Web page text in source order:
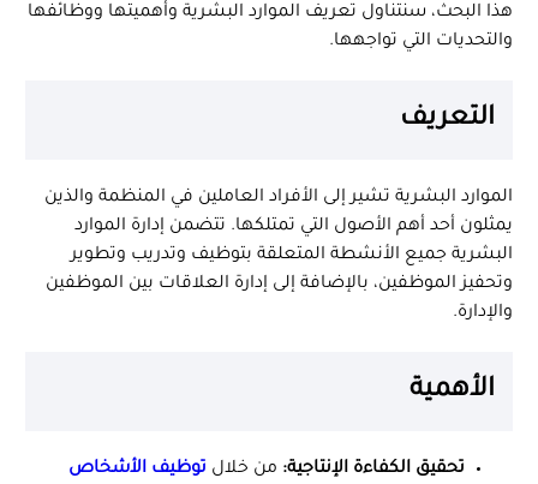
هذا البحث، سنتناول تعريف الموارد البشرية وأهميتها ووظائفها
والتحديات التي تواجهها.
التعريف
الموارد البشرية تشير إلى الأفراد العاملين في المنظمة والذين
يمثلون أحد أهم الأصول التي تمتلكها. تتضمن إدارة الموارد
البشرية جميع الأنشطة المتعلقة بتوظيف وتدريب وتطوير
وتحفيز الموظفين، بالإضافة إلى إدارة العلاقات بين الموظفين
والإدارة.
الأهمية
تحقيق الكفاءة الإنتاجية: من خلال توظيف الأشخاص